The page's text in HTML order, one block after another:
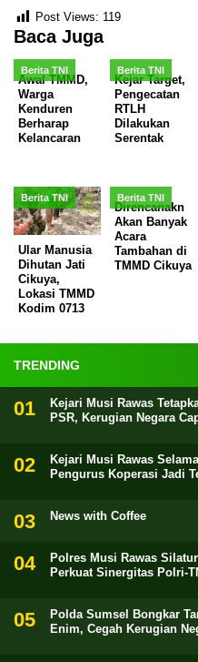
Post Views: 119
Baca Juga
Berita TNI
Awal TMMD,
Warga
Kenduren
Berharap
Kelancaran
Berita TNI
Kejar Target,
Pengecatan
RTLH
Dilakukan
Serentak
Berita TNI
Ular Manusia
Dihutan Jati
Cikuya,
Lokasi TMMD
Kodim 0713
Berita TNI
Direncanakn
Akan Banyak
Acara
Tambahan di
TMMD Cikuya
TRENDING
Kejari Musi Rawas
PSR, Kerugian Negara
Kejari Musi Rawas
Pengurus Koperasi Jadi
News with Coffee
Polres Musi Rawas
Perkuat Sinergitas Polri-
Polda Sumsel Bongkar
Enim, Cegah Kerugian